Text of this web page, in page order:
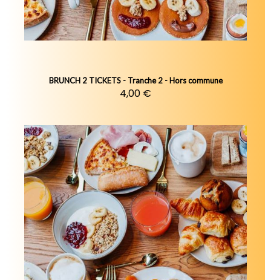
BRUNCH 2 TICKETS - Tranche 2 - Hors commune
4,00 €